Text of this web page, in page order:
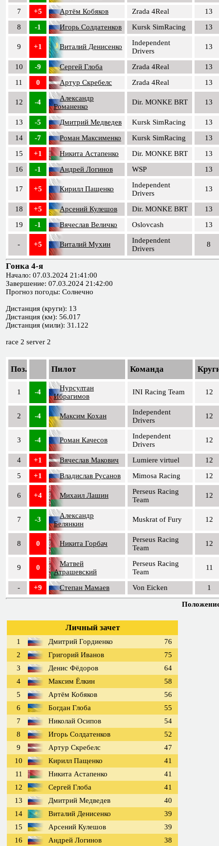
7
+5 Артём Кобяков Zrada 4Real
13
8
-1 Игорь Солдатенков Kursk SimRacing 13
9 +1 Виталий Денисенко
Independent
Drivers
13
10 -9 Сергей Глоба Zrada 4Real
13
11
0 Артур Скребелс Zrada 4Real 13
12 -4
Александр
Романенко
Dir. MONKE BRT 13
13 -5 Дмитрий Медведев Kursk SimRacing
13
14
-7 Роман Максименко Kursk SimRacing
13
15
+1 Никита Астапенко Dir. MONKE BRT
13
16
-1 Андрей Логинов WSP 13
17 +5 Кирилл Пащенко
Independent
Drivers
13
18 +5 Арсений Кулешов Dir. MONKE BRT
13
19
-1 Вячеслав Величко Oslovcash 13
- +5 Виталий Мухин
Independent
Drivers
8
Гонка 4-я
Начало: 07.03.2024 21:41:00
Завершение: 07.03.2024 21:42:00
Прогноз погоды: Солнечно
Дистанция (круги): 13
Дистанция (км): 56.017
Дистанция (мили): 31.122
race 2 server 2
Поз. Пилот Команда
1 -4
Нурсултан
Ибрагимов
INI Racing Team 12
2 -4 Максим Кохан
Independent
Drivers
12
3 -4 Роман Качесов
Independent
Drivers
12
4 +1 Вячеслав Макович Lumiere virtuel
12
5
+1 Владислав Русанов Mimosa Racing 12
6 +4 Михаил Лашин
Perseus Racing
Team
12
7 -3
Александр
Белянкин
Muskrat of Fury 12
8 0 Никита Горбач
Perseus Racing
Team
12
9 0
Матвей
Атрашевский
Perseus Racing
Team
11
- +9 Степан Мамаев Von Eicken 1
Положение
Личный зачет
1 Дмитрий Гордиенко
76
2
Григорий Иванов
75
3
Денис Фёдоров
64
4
Максим Ёлкин
58
5
Артём Кобяков
56
6
Богдан Глоба
55
7
Николай Осипов
54
8
Игорь Солдатенков
52
9
Артур Скребелс
47
10
Кирилл Пащенко
41
11
Никита Астапенко
41
12
Сергей Глоба
41
13
Дмитрий Медведев
40
14
Виталий Денисенко
39
15
Арсений Кулешов
39
16
Андрей Логинов 38